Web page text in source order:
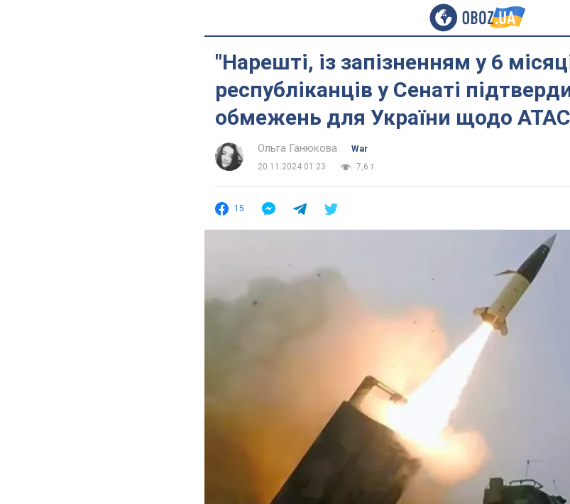
"Нарешті, із запізненням у 6
республіканців у Сенаті
обмежень для України щодо
Ольга Ганюкова
War
20.11.2024 01:23
7,6 т.
15